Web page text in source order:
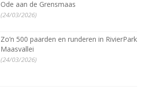
Ode aan de Grensmaas
(24/03/2026)
Zo’n 500 paarden en runderen in RivierPark
Maasvallei
(24/03/2026)